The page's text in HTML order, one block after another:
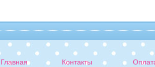
Главная
Контакты